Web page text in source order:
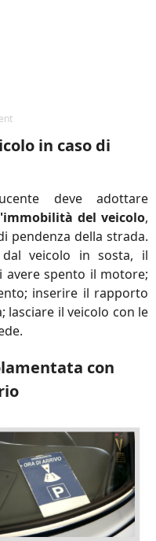
in caso di
deve adottare
del veicolo,
pendenza della strada.
veicolo in sosta, il
avere spento il motore;
inserire il rapporto
lasciare il veicolo con le
con